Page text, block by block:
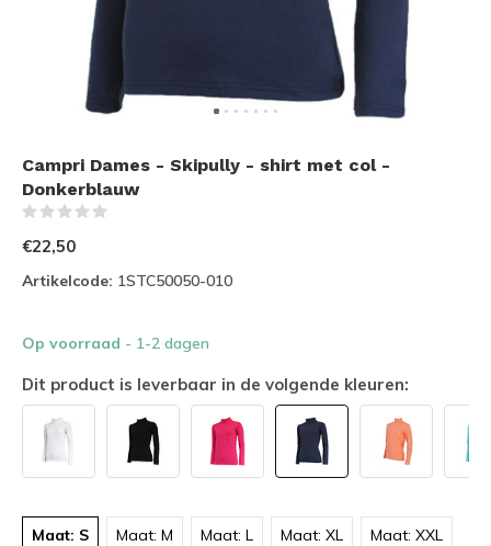
Campri Dames - Skipully - shirt met col -
Donkerblauw
€22,50
Artikelcode: 1STC50050-010
Op voorraad - 1-2 dagen
Dit product is leverbaar in de volgende kleuren:
Maat: S Maat: M Maat: L Maat: XL Maat: XXL